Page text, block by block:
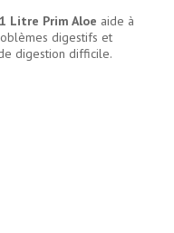
Litre Prim Aloe aide à
digestifs et
digestion difficile.